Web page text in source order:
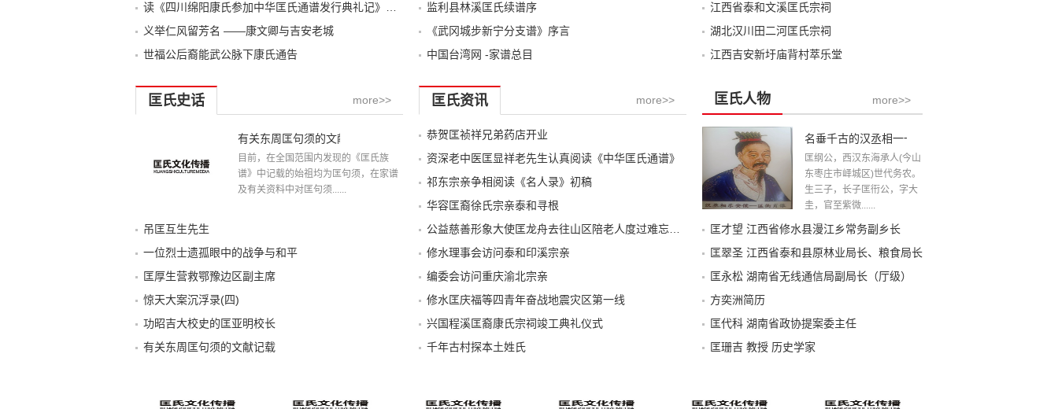
义举仁风留芳名 ——康文卿与吉安老城
世福公后裔能武公脉下康氏通告
监利县林溪匡氏续谱序
《武冈城步新宁分支谱》序言
中国台湾网 -家谱总目
江西省泰和文溪匡氏宗祠
湖北汉川田二河匡氏宗祠
江西吉安新圩庙背村萃乐堂
more>>
匡氏史话
有关东周匡句须的文献记载
目前，在全国范围内发现的《匡氏族
谱》中记载的始祖均为匡句须，在家谱
及有关资料中对匡句须......
吊匡互生先生
一位烈士遗孤眼中的战争与和平
匡厚生营救鄂豫边区副主席
惊天大案沉浮录(四)
功昭吉大校史的匡亚明校长
有关东周匡句须的文献记载
more>>
匡氏资讯
恭贺匡祯祥兄弟药店开业
资深老中医匡显祥老先生认真阅读《中华匡氏通谱》
祁东宗亲争相阅读《名人录》初稿
华容匡裔徐氏宗亲泰和寻根
修水理事会访问泰和印溪宗亲
编委会访问重庆渝北宗亲
修水匡庆福等四青年奋战地震灾区第一线
兴国程溪匡裔康氏宗祠竣工典礼仪式
千年古村探本土姓氏
more>>
匡氏人物
名垂千古的汉丞相一一匡衡公
匡纲公，西汉东海承人(今山
东枣庄市峄城区)世代务农。
生三子，长子匡衎公，字大
圭，官至紫微......
匡才望 江西省修水县漫江乡常务副乡长
匡翠圣 江西省泰和县原林业局长、粮食局长
匡永松 湖南省无线通信局副局长（厅级）
方奕洲简历
匡代科 湖南省政协提案委主任
匡珊吉 教授 历史学家